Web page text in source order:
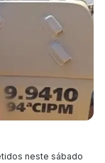
neste sábado